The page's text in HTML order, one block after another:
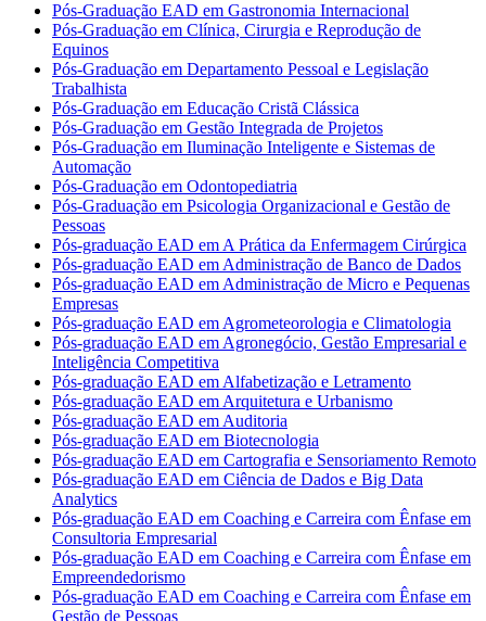
Pós-Graduação EAD em Gastronomia Internacional
Pós-Graduação em Clínica, Cirurgia e Reprodução de
Equinos
Pós-Graduação em Departamento Pessoal e Legislação
Trabalhista
Pós-Graduação em Educação Cristã Clássica
Pós-Graduação em Gestão Integrada de Projetos
Pós-Graduação em Iluminação Inteligente e Sistemas de
Automação
Pós-Graduação em Odontopediatria
Pós-Graduação em Psicologia Organizacional e Gestão de
Pessoas
Pós-graduação EAD em A Prática da Enfermagem Cirúrgica
Pós-graduação EAD em Administração de Banco de Dados
Pós-graduação EAD em Administração de Micro e Pequenas
Empresas
Pós-graduação EAD em Agrometeorologia e Climatologia
Pós-graduação EAD em Agronegócio, Gestão Empresarial e
Inteligência Competitiva
Pós-graduação EAD em Alfabetização e Letramento
Pós-graduação EAD em Arquitetura e Urbanismo
Pós-graduação EAD em Auditoria
Pós-graduação EAD em Biotecnologia
Pós-graduação EAD em Cartografia e Sensoriamento Remoto
Pós-graduação EAD em Ciência de Dados e Big Data
Analytics
Pós-graduação EAD em Coaching e Carreira com Ênfase em
Consultoria Empresarial
Pós-graduação EAD em Coaching e Carreira com Ênfase em
Empreendedorismo
Pós-graduação EAD em Coaching e Carreira com Ênfase em
Gestão de Pessoas